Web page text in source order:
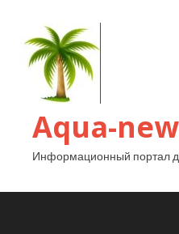
Aqua-
Информационный портал